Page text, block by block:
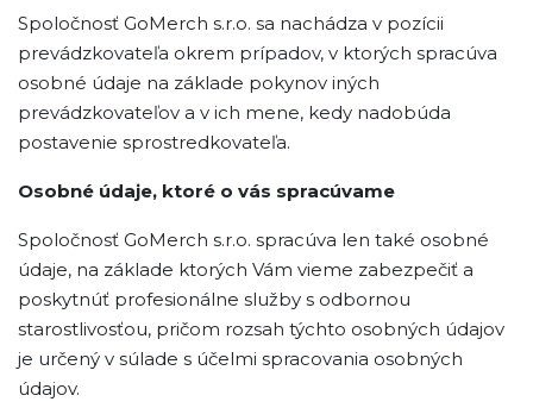
Spoločnosť GoMerch s.r.o. sa nachádza v pozícii
prevádzkovateľa okrem prípadov, v ktorých spracúva
osobné údaje na základe pokynov iných
prevádzkovateľov a v ich mene, kedy nadobúda
postavenie sprostredkovateľa.
Osobné údaje, ktoré o vás spracúvame
Spoločnosť GoMerch s.r.o. spracúva len také osobné
údaje, na základe ktorých Vám vieme zabezpečiť a
poskytnúť profesionálne služby s odbornou
starostlivosťou, pričom rozsah týchto osobných údajov
je určený v súlade s účelmi spracovania osobných
údajov.